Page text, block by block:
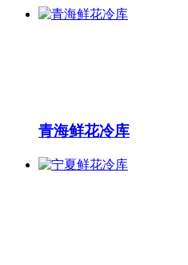
青海鲜花冷库